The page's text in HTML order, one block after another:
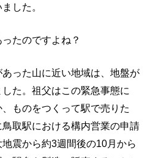
した。
たのですよね？
った山に近い地域は、地盤が
た。祖父はこの緊急事態に
、ものをつくって駅で売りた
取駅における構内営業の申請
震から約3週間後の10月から